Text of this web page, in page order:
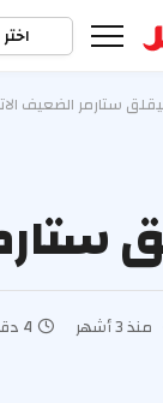
ستارمر الضعيف
منذ 3 أشهر 4 دقائق